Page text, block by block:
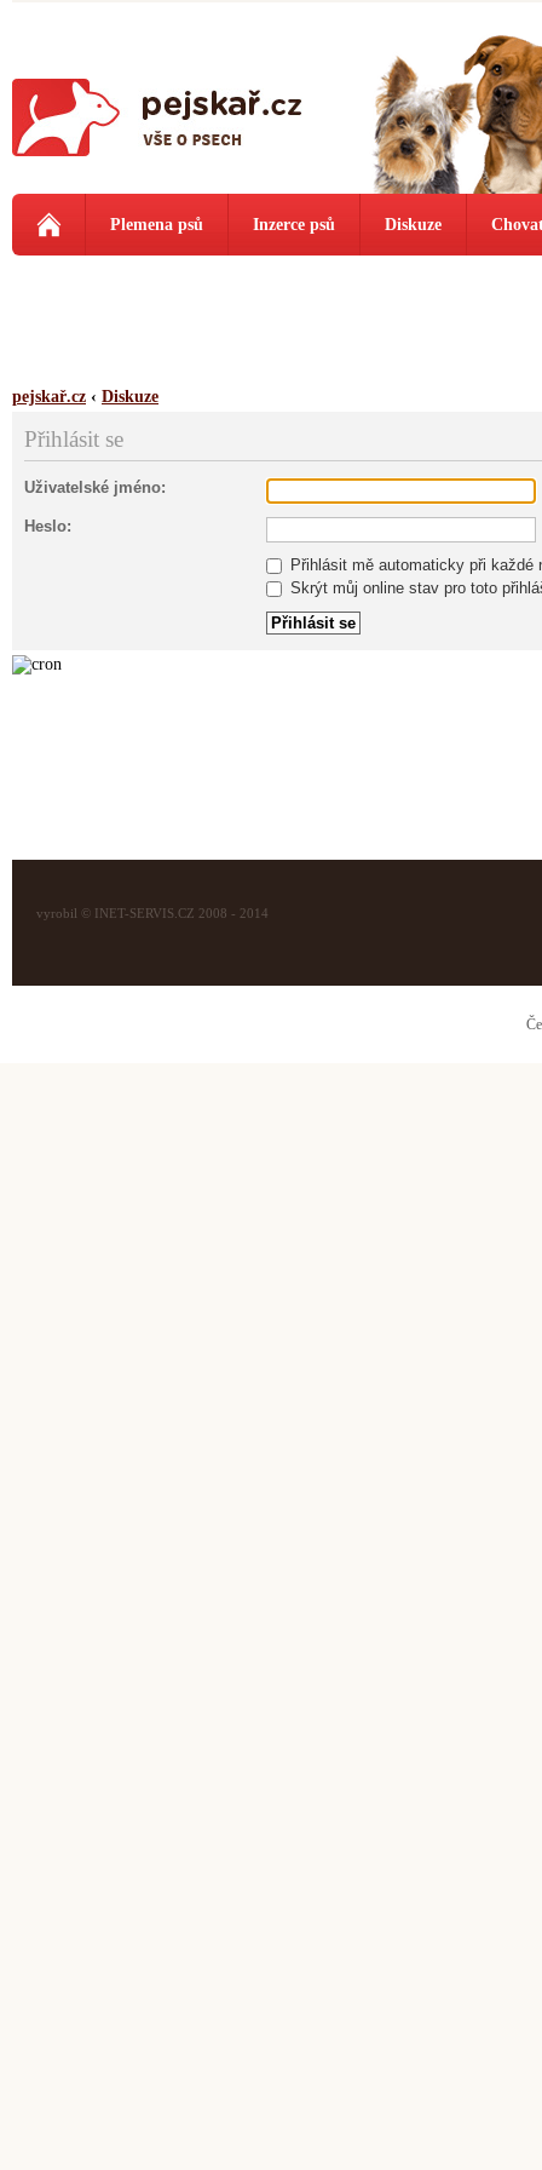
Plemena psů Inzerce psů Diskuze
pejskař.cz ‹ Diskuze
Přihlásit se
Uživatelské jméno:
Heslo:
Přihlásit mě automaticky při každé
Skrýt můj online stav pro toto
vyrobil © INET-SERVIS.CZ 2008 - 2014